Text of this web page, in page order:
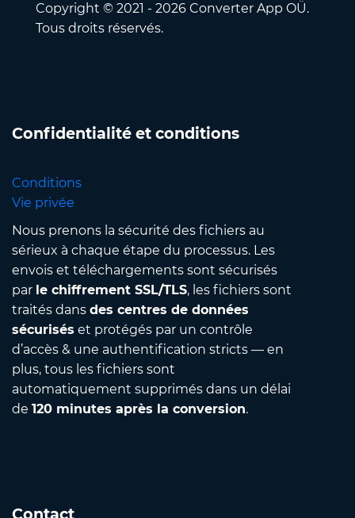
Copyright © 2021 - 2026 Converter App OÜ.
Tous droits réservés.
Confidentialité et conditions
Conditions
Vie privée
Nous prenons la sécurité des fichiers au
sérieux à chaque étape du processus. Les
envois et téléchargements sont sécurisés
par le chiffrement SSL/TLS, les fichiers sont
traités dans des centres de données
sécurisés et protégés par un contrôle
d’accès & une authentification stricts — en
plus, tous les fichiers sont
automatiquement supprimés dans un délai
de 120 minutes après la conversion.
Contact